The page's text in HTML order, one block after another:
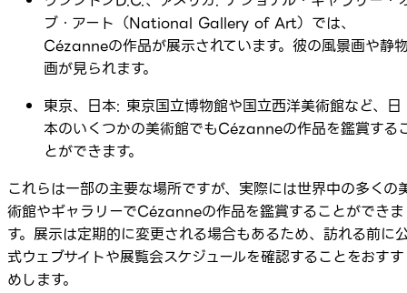
ブ・アート（National Gallery of Art）では、
Cézanneの作品が展示されています。彼の風景画や静
画が見られます。
東京、日本: 東京国立博物館や国立西洋美術館など、日
本のいくつかの美術館でもCézanneの作品を鑑賞する
とができます。
これらは一部の主要な場所ですが、実際には世界中の多くの
術館やギャラリーでCézanneの作品を鑑賞することができま
す。展示は定期的に変更される場合もあるため、訪れる前に
式ウェブサイトや展覧会スケジュールを確認することをおすす
めします。